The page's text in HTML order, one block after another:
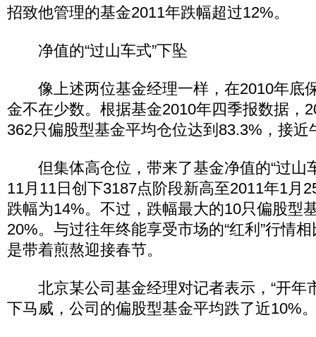
招致他管理的基金2011年跌幅超过12%。
净值的“过山车式”下坠
像上述两位基金经理一样，在2010年底
金不在少数。根据基金2010年四季报数据，
362只偏股型基金平均仓位达到83.3%，接近
但集体高仓位，带来了基金净值的“过山
11月11日创下3187点阶段新高至2011年1月
跌幅为14%。不过，跌幅最大的10只偏股型
20%。与过往年终能享受市场的“红利”行情
是带着煎熬迎接春节。
北京某公司基金经理对记者表示，“开年
下马威，公司的偏股型基金平均跌了近10%